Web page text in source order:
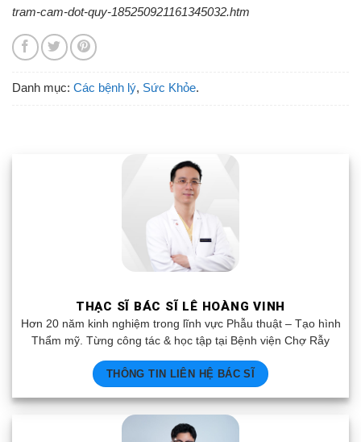
tram-cam-dot-quy-185250921161345032.htm
Danh mục: Các bệnh lý, Sức Khỏe.
THẠC SĨ BÁC SĨ LÊ HOÀNG VINH
Hơn 20 năm kinh nghiệm trong lĩnh vực Phẫu thuật – Tạo hình
Thẩm mỹ. Từng công tác & học tập tại Bệnh viện Chợ Rẫy
THÔNG TIN LIÊN HỆ BÁC SĨ